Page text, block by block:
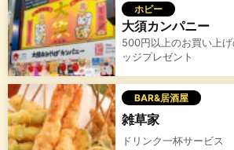
ホビー
大須カンパニー
500円以上のお買い上
ッジプレゼント
BAR&居酒屋
雑草家
ドリンク一杯サービス